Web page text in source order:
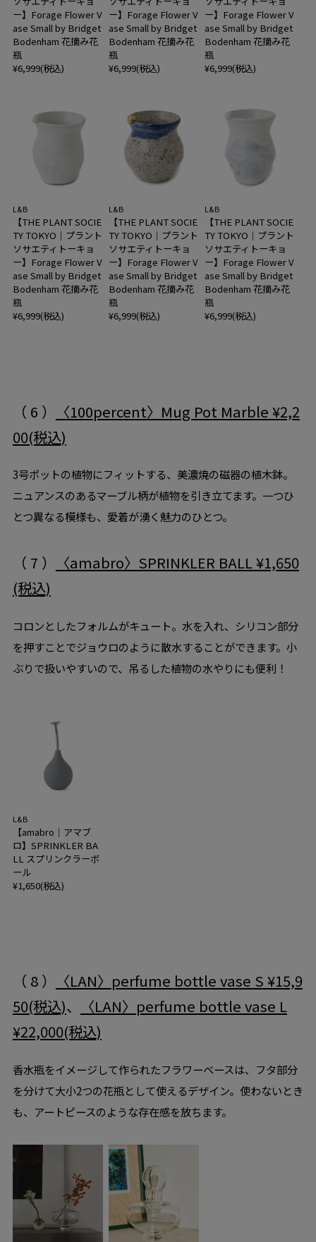
ー】Forage Flower V
ase Small by Bridget
Bodenham 花摘み花
瓶
¥6,999(税込)
ー】Forage Flower V
ase Small by Bridget
Bodenham 花摘み花
瓶
¥6,999(税込)
ー】Forage Flower V
ase Small by Bridget
Bodenham 花摘み花
瓶
¥6,999(税込)
L&B
【THE PLANT SOCIE
TY TOKYO｜プラント
ソサエティトーキョ
ー】Forage Flower V
ase Small by Bridget
Bodenham 花摘み花
瓶
¥6,999(税込)
L&B
【THE PLANT SOCIE
TY TOKYO｜プラント
ソサエティトーキョ
ー】Forage Flower V
ase Small by Bridget
Bodenham 花摘み花
瓶
¥6,999(税込)
L&B
【THE PLANT SOCIE
TY TOKYO｜プラント
ソサエティトーキョ
ー】Forage Flower V
ase Small by Bridget
Bodenham 花摘み花
瓶
¥6,999(税込)
（ 6 ）
〈100percent〉Mug Pot Marble ¥2,2
00(税込)
3号ポットの植物にフィットする、美濃焼の磁器の植木鉢。
ニュアンスのあるマーブル柄が植物を引き立てます。一つひ
とつ異なる模様も、愛着が湧く魅力のひとつ。
（ 7 ）
〈amabro〉SPRINKLER BALL ¥1,650
(税込)
コロンとしたフォルムがキュート。水を入れ、シリコン部分
を押すことでジョウロのように散水することができます。小
ぶりで扱いやすいので、吊るした植物の水やりにも便利！
L&B
【amabro｜アマブ
ロ】SPRINKLER BA
LL スプリンクラーボ
ール
¥1,650(税込)
（ 8 ）
〈LAN〉perfume bottle vase S ¥15,9
50(税込)、
〈LAN〉perfume bottle vase L
¥22,000(税込)
香水瓶をイメージして作られたフラワーベースは、フタ部分
を分けて大小2つの花瓶として使えるデザイン。使わないとき
も、アートピースのような存在感を放ちます。